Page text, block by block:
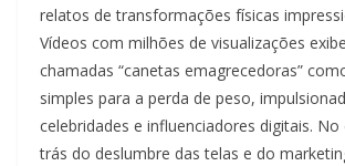
relatos de transformações físicas
Vídeos com milhões de visualizações
chamadas “canetas emagrecedoras”
simples para a perda de peso,
celebridades e influenciadores digitais.
trás do deslumbre das telas e do